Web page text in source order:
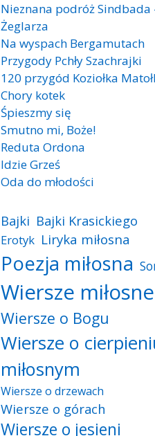
Nieznana podróż Sindbada
Żeglarza
Na wyspach Bergamutach
Przygody Pchły Szachrajki
120 przygód Koziołka
Chory kotek
Śpieszmy się
Smutno mi, Boże!
Reduta Ordona
Idzie Grześ
Oda do młodości
Bajki Bajki Krasickiego
Erotyk Liryka miłosna
Poezja miłosna
Wiersze miłosne
Wiersze o Bogu
Wiersze o
miłosnym
Wiersze o drzewach
Wiersze o górach
Wiersze o jesieni